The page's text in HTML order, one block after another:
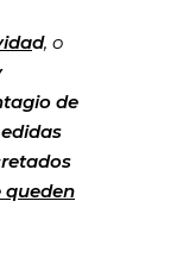
d, o
de
queden